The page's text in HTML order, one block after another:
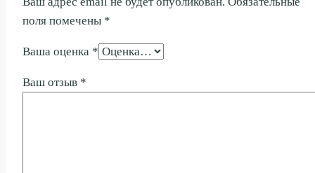
поля помечены *
Ваша оценка *
Ваш отзыв *